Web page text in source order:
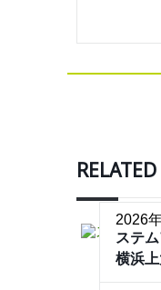
2026
ステ
横浜